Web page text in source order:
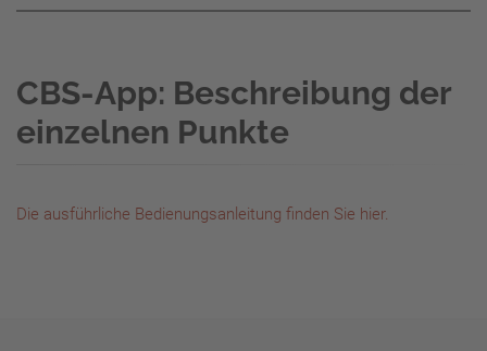
CBS-App: Beschreibung der
einzelnen Punkte
Die ausführliche Bedienungsanleitung finden Sie hier.